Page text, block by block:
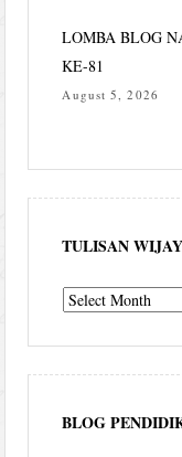
LOMBA BLOG
KE-81
August 5, 2026
TULISAN
Tulisan
per
bulan
BLOG